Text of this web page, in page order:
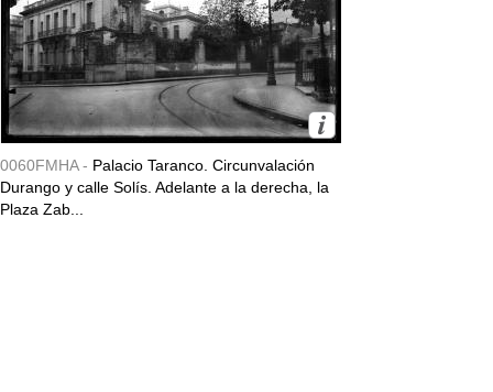
0060FMHA - Palacio Taranco. Circunvalación
Durango y calle Solís. Adelante a la derecha, la
Plaza Zab...